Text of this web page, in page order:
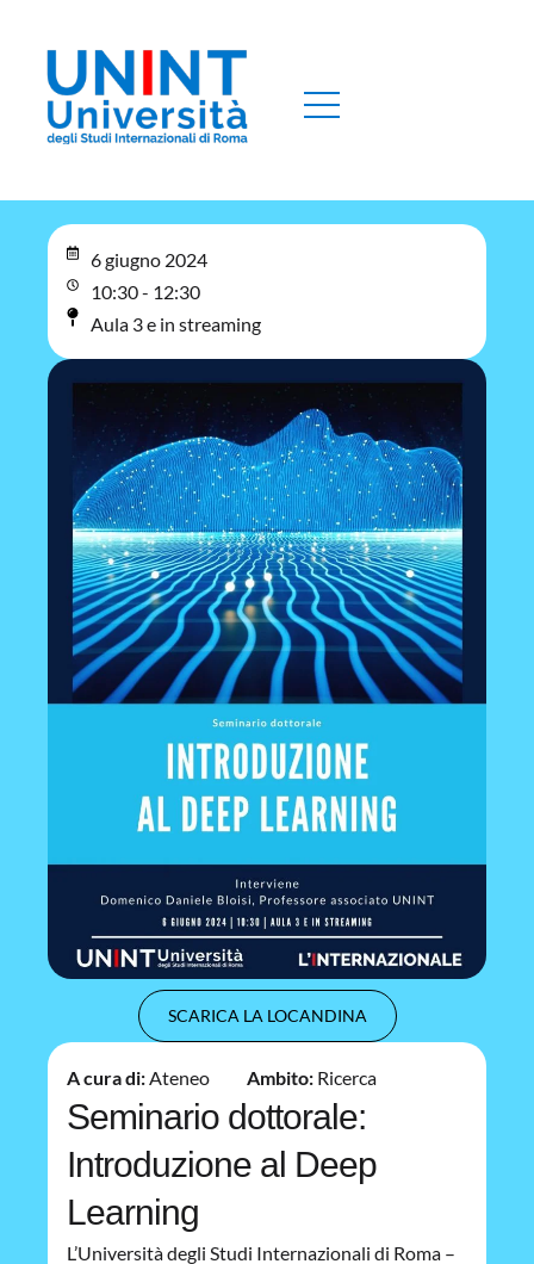
6 giugno 2024
10:30 - 12:30
Aula 3 e in streaming
SCARICA LA LOCANDINA
A cura di:Ateneo Ambito: Ricerca
Seminario dottorale:
Introduzione al Deep
Learning
L’Università degli Studi Internazionali di Roma –